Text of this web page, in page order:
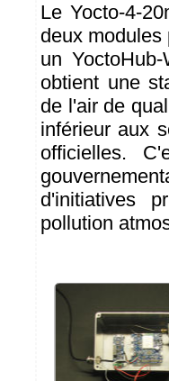
Le Yocto-4-
deux modules
un
obtient une
de l'air de
inférieur aux
officielles.
d'initiatives
pollution